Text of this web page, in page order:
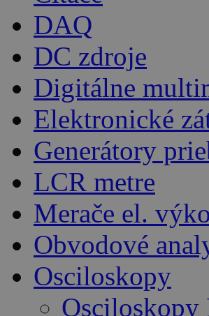
DAQ
DC zdroje
Digitálne
Elektronické
Generátory
LCR metre
Merače el.
Obvodové
Osciloskopy
Osciloskopy